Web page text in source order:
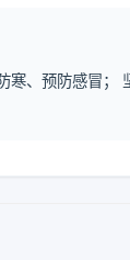
、预防感冒；